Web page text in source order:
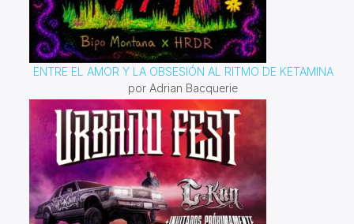
ENTRE EL AMOR Y LA OBSESIÓN AL RITMO DE KETAMINA
por Adrian Bacquerie